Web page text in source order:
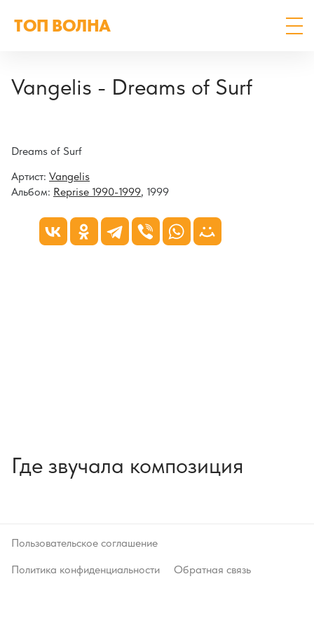
ТОП ВОЛНА
Vangelis - Dreams of Surf
Dreams of Surf
Артист: Vangelis
Альбом: Reprise 1990-1999, 1999
Где звучала композиция
Пользовательское соглашение
Политика конфиденциальности
Обратная связь